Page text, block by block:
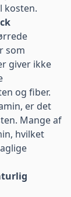
kosten.
som
giver ikke
og fiber.
er det
Mange af
hvilket